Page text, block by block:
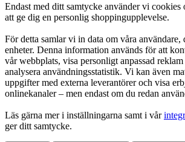
Endast med ditt samtycke använder vi
att ge dig en personlig shoppingupplevelse.
För detta samlar vi in data om våra användare,
enheter. Denna information används för att
vår webbplats, visa personligt anpassad
analysera användningsstatistik. Vi kan även
uppgifter med externa leverantörer och visa
onlinekanaler – men endast om du redan
Läs gärna mer i inställningarna samt i vår
ger ditt samtycke.